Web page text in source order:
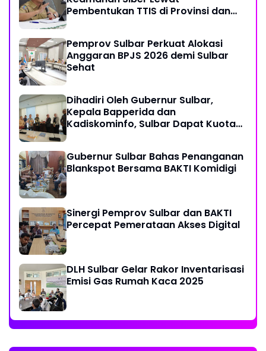
Pembentukan TTIS di Provinsi dan
Pemprov Sulbar Perkuat Alokasi
Anggaran BPJS 2026 demi Sulbar
Sehat
Dihadiri Oleh Gubernur Sulbar,
Kepala Bapperida dan
Kadiskominfo, Sulbar Dapat Kuota
Gubernur Sulbar Bahas Penanganan
Blankspot Bersama BAKTI Komidigi
Sinergi Pemprov Sulbar dan BAKTI
Percepat Pemerataan Akses Digital
DLH Sulbar Gelar Rakor Inventarisasi
Emisi Gas Rumah Kaca 2025